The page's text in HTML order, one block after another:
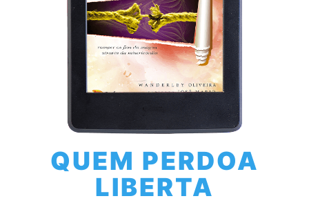
QUEM PERDOA
LIBERTA